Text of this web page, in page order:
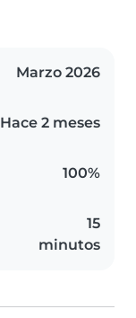
Marzo 2026
Hace 2 meses
100%
15
minutos